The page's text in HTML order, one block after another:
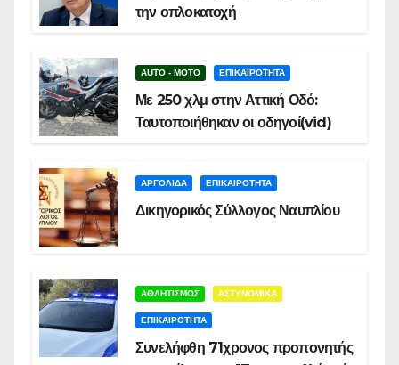
την οπλοκατοχή
AUTO - MOTO ΕΠΙΚΑΙΡΟΤΗΤΑ
Με 250 χλμ στην Αττική Οδό:
Ταυτοποιήθηκαν οι οδηγοί(vid)
ΑΡΓΟΛΙΔΑ ΕΠΙΚΑΙΡΟΤΗΤΑ
Δικηγορικός Σύλλογος Ναυπλίου
ΑΘΛΗΤΙΣΜΟΣ ΑΣΤΥΝΟΜΙΚΑ
ΕΠΙΚΑΙΡΟΤΗΤΑ
Συνελήφθη 71χρονος προπονητής